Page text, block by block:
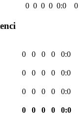
0 0 0 0 0:0 0
0 0 0 0 0:0
0 0 0 0 0:0
0 0 0 0 0:0
0 0 0 0 0:0